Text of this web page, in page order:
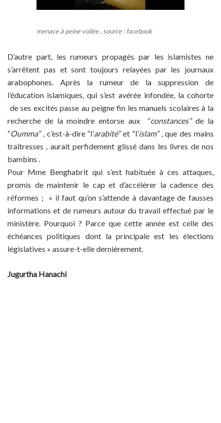
menace à peine voilée , source : facebook
D’autre part, les rumeurs propagés par les islamistes ne
s’arrêtent pas et sont toujours relayées par les journaux
arabophones. Après la rumeur de la suppression de
l’éducation islamiques, qui s’est avérée infondée, la cohorte
de ses excités passe au peigne fin les manuels scolaires à la
recherche de la moindre entorse aux “constances”de la
“Oumma”, c’est-à-dire “l’arabité”et “l’islam”, que des mains
traîtresses , aurait perfidement glissé dans les livres de nos
bambins .
Pour Mme Benghabrit qui s’est habituée à ces attaques,
promis de maintenir le cap et d’accélérer la cadence des
réformes ; « il faut qu’on s’attende à davantage de fausses
informations et de rumeurs autour du travail effectué par le
ministère. Pourquoi ? Parce que cette année est celle des
échéances politiques dont la principale est les élections
législatives » assure-t-elle dernièrement.
Jugurtha Hanachi